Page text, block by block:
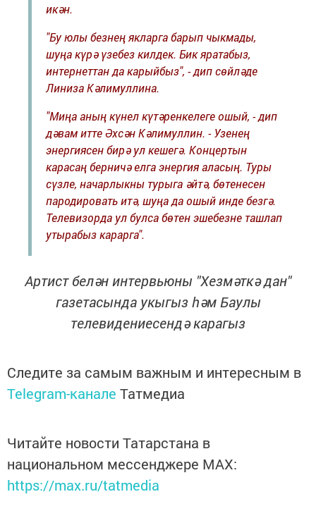
икән.
"Бу юлы безнең якларга барып чыкмады,
шуңа күрә үзебез килдек. Бик яратабыз,
интернеттан да карыйбыз", - дип сөйләде
Линиза Кәлимуллина.
"Миңа аның күнел күтәренкелеге ошый, - дип
дәвам итте Әхсән Кәлимуллин. - Узенең
энергиясен бирә ул кешегә. Концертын
карасаң берничә елга энергия аласың. Туры
сүзле, начарлыкны турыга әйтә, бөтенесен
пародировать итә, шуңа да ошый инде безгә.
Телевизорда ул булса бөтен эшебезне ташлап
утырабыз карарга".
Артист белән интервьюны "Хезмәткә дан"
газетасында укыгыз hәм Баулы
телевидениесендә карагыз
Следите за самым важным и интересным в
Telegram-канале Татмедиа
Читайте новости Татарстана в
национальном мессенджере MАХ:
https://max.ru/tatmedia